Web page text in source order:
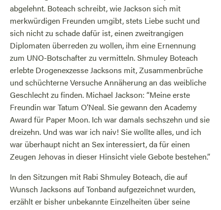
abgelehnt. Boteach schreibt, wie Jackson sich mit
merkwürdigen Freunden umgibt, stets Liebe sucht und
sich nicht zu schade dafür ist, einen zweitrangigen
Diplomaten überreden zu wollen, ihm eine Ernennung
zum UNO-Botschafter zu vermitteln. Shmuley Boteach
erlebte Drogenexzesse Jacksons mit, Zusammenbrüche
und schüchterne Versuche Annäherung an das weibliche
Geschlecht zu finden. Michael Jackson: “Meine erste
Freundin war Tatum O’Neal. Sie gewann den Academy
Award für Paper Moon. Ich war damals sechszehn und sie
dreizehn. Und was war ich naiv! Sie wollte alles, und ich
war überhaupt nicht an Sex interessiert, da für einen
Zeugen Jehovas in dieser Hinsicht viele Gebote bestehen.”
In den Sitzungen mit Rabi Shmuley Boteach, die auf
Wunsch Jacksons auf Tonband aufgezeichnet wurden,
erzählt er bisher unbekannte Einzelheiten über seine